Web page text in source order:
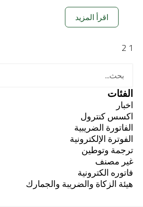
اقرأ المزيد
1
2
الفئات
اخبار
اكسس كنترول
الفاتورة الضريبية
الفوترة الإلكترونية
ترجمة وتوطين
غير مصنف
فاتوره الكترونية
هيئة الزكاة والضريبة والجمارك